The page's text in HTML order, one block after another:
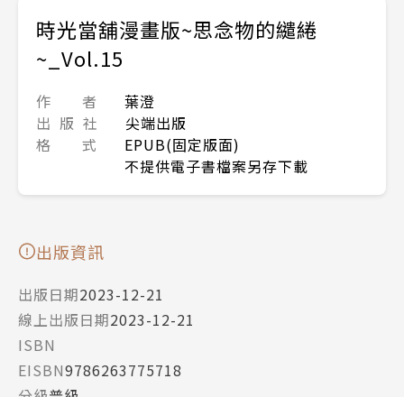
時光當舖漫畫版~思念物的繾綣
~_Vol.15
作 者
葉澄
出 版 社
尖端出版
格 式
EPUB(固定版面)
不提供電子書檔案另存下載
出版資訊
出版日期2023-12-21
線上出版日期2023-12-21
ISBN
EISBN9786263775718